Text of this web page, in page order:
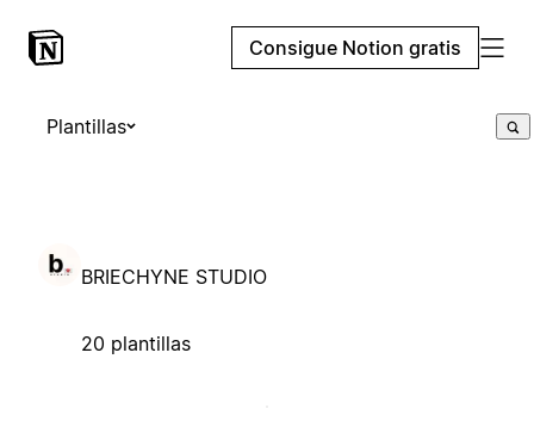
Consigue Notion gratis
Plantillas
BRIECHYNE STUDIO
20 plantillas